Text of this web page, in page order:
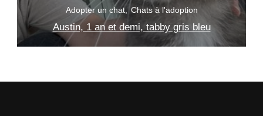
Adopter un chat Chats à l'adoption
Sushi, 6 semaines, noire et blanche à réserver